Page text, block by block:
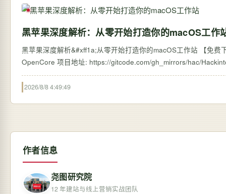
黑苹果深度解析：从零开始打造你的macOS工作
黑苹果深度解析&#xff1a;从零开始打造你的macOS工作站 【免
2026/8/8 4:49:49
作者信息
尧图研究院
12 年建站与线上营销实战团队